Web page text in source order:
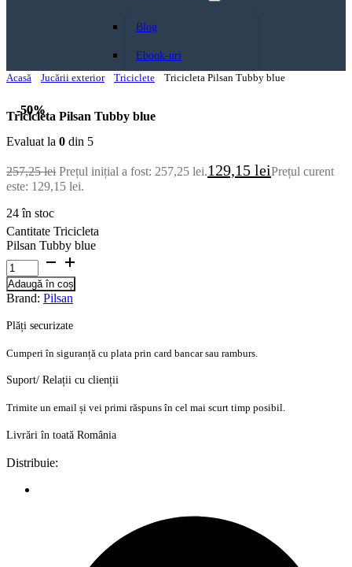
Blog
Ebook-uri
Acasă
Jucării exterior Triciclete Tricicleta Pilsan Tubby blue
-50%
-50%
Tricicleta Pilsan Tubby blue
Evaluat la 0 din 5
257,25lei Prețul inițial a fost: 257,25 lei.129,15 leiPrețul curent
este: 129,15 lei.
24 în stoc
Cantitate Tricicleta
Pilsan Tubby blue
Adaugă în coș
Brand: Pilsan
Plăți securizate
Cumperi în siguranță cu plata prin card bancar sau ramburs.
Suport/ Relații cu clienții
Trimite un email și vei primi răspuns în cel mai scurt timp posibil.
Livrări în toată România
Distribuie: